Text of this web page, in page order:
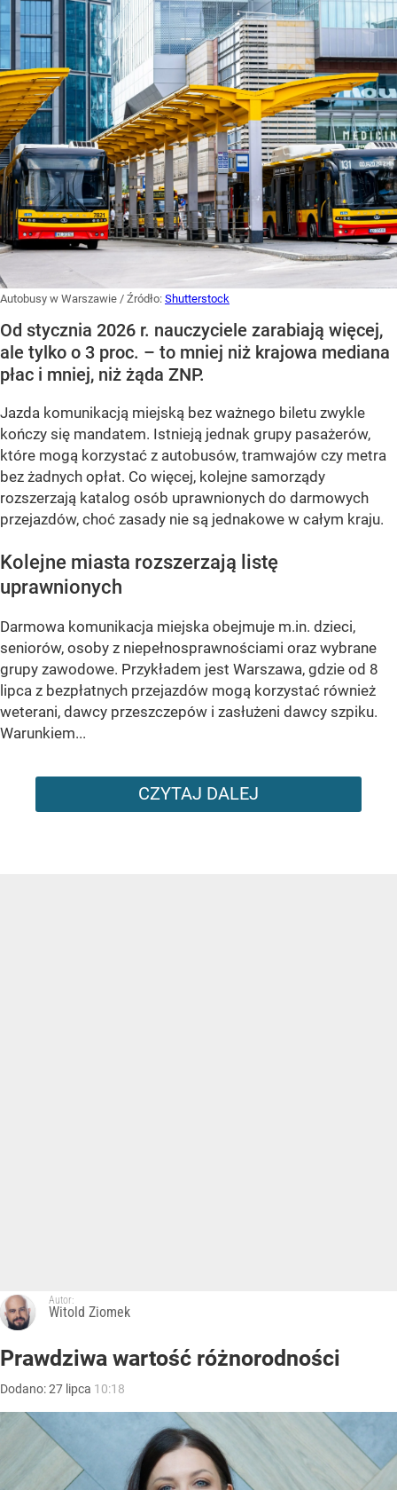
Autobusy w Warszawie / Źródło: Shutterstock
Od stycznia 2026 r. nauczyciele zarabiają więcej,
ale tylko o 3 proc. – to mniej niż krajowa mediana
płac i mniej, niż żąda ZNP.
Jazda komunikacją miejską bez ważnego biletu zwykle
kończy się mandatem. Istnieją jednak grupy pasażerów,
które mogą korzystać z autobusów, tramwajów czy metra
bez żadnych opłat. Co więcej, kolejne samorządy
rozszerzają katalog osób uprawnionych do darmowych
przejazdów, choć zasady nie są jednakowe w całym kraju.
Kolejne miasta rozszerzają listę
uprawnionych
Darmowa komunikacja miejska obejmuje m.in. dzieci,
seniorów, osoby z niepełnosprawnościami oraz wybrane
grupy zawodowe. Przykładem jest Warszawa, gdzie od 8
lipca z bezpłatnych przejazdów mogą korzystać również
weterani, dawcy przeszczepów i zasłużeni dawcy szpiku.
Warunkiem...
CZYTAJ DALEJ
Autor:
Witold Ziomek
Prawdziwa wartość różnorodności
Dodano:27 lipca 10:18